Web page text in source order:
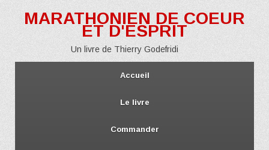
MARATHONIEN DE COEUR
ET D'ESPRIT
Un livre de Thierry Godefridi
Accueil
Le livre
Commander